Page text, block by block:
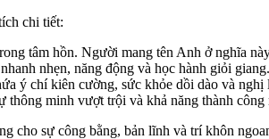
chi tiết:
tâm hồn. Người mang tên Anh ở nghĩa
nhẹn, năng động và học hành giỏi
ý chí kiên cường, sức khỏe dồi dào và
thông minh vượt trội và khả năng thành
cho sự công bằng, bản lĩnh và trí khôn